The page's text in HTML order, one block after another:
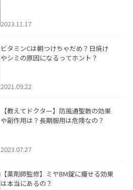
2023.11.17
ビタミンCは朝つけちゃだめ？日焼け
やシミの原因になるってホント？
2021.09.22
【教えてドクター】防風通聖散の効果
や副作用は？長期服用は危険なの？
2023.07.27
【薬剤師監修】ミヤBM錠に痩せる効果
は本当にあるの？